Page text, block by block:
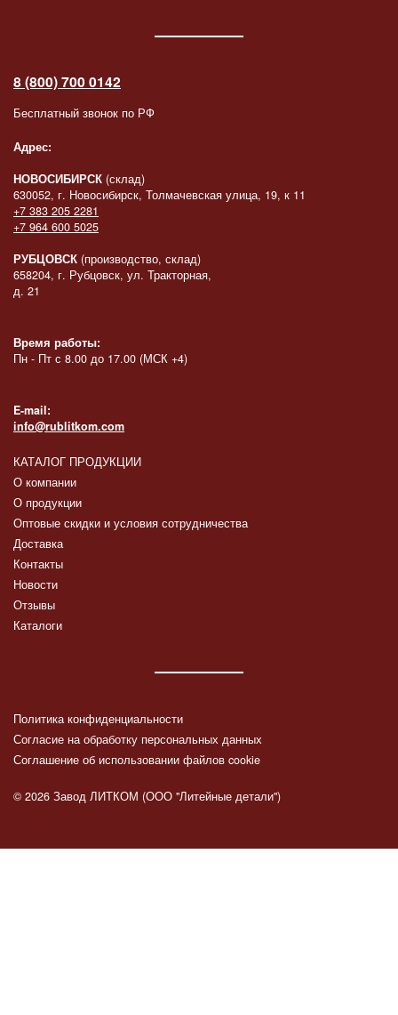
8 (800) 700 0142
Бесплатный звонок по РФ
Адрес:
НОВОСИБИРСК (склад)
630052, г. Новосибирск, Толмачевская улица, 19, к 11
+7 383 205 2281
+7 964 600 5025
РУБЦОВСК (производство, склад)
658204, г. Рубцовск, ул. Тракторная,
д. 21
Время работы:
Пн - Пт с 8.00 до 17.00 (МСК +4)
E-mail:
info@rublitkom.com
КАТАЛОГ ПРОДУКЦИИ
О компании
О продукции
Оптовые скидки и условия сотрудничества
Доставка
Контакты
Новости
Отзывы
Каталоги
Политика конфиденциальности
Согласие на обработку персональных данных
Соглашение об использовании файлов cookie
© 2026 Завод ЛИТКОМ (ООО "Литейные детали")